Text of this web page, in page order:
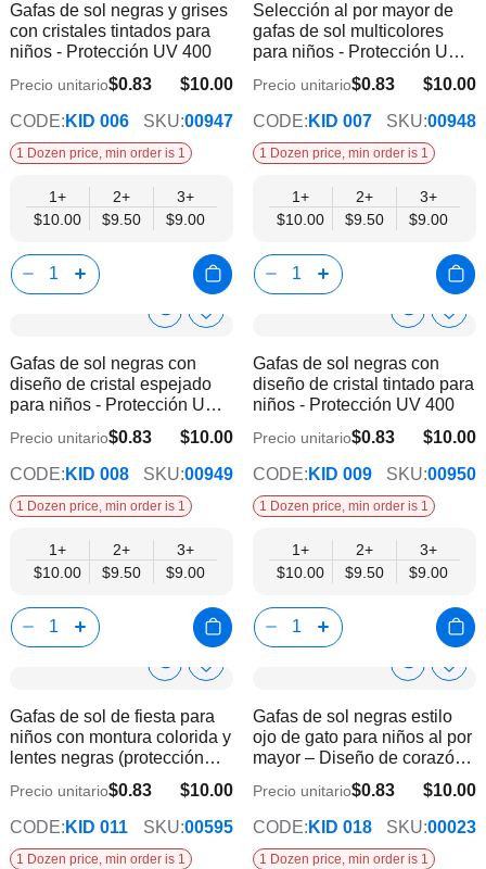
Info la
lista
de
deseos
Gafas de sol negras y grises
con cristales tintados para
niños - Protección UV 400
$10.00
$9.00
Precio unitario$0.83
CODE: KID 006 SKU:00947
1 Dozen price, min order is 1
1+
$10.00
2+
$9.50
3+
$9.00
Info la
de
Selección al por mayor de
gafas de sol multicolores
para niños - Protección UV
$10.00
$9.00
Precio unitario$0.83
CODE: KID 007 SKU:00948
1 Dozen price, min order is 1
1+
$10.00
2+
$9.50
3+
$9.00
Show
Info
Añadir
lista
de
deseos
Gafas de sol negras con
diseño de cristal espejado
para niños - Protección UV
$10.00
$9.00
Precio unitario$0.83
CODE: KID 008 SKU:00949
1 Dozen price, min order is 1
1+
$10.00
2+
$9.50
3+
$9.00
Show
Info
lista
de
Gafas de sol negras con
diseño de cristal tintado para
niños - Protección UV 400
$10.00
$9.00
Precio unitario$0.83
CODE: KID 009 SKU:00950
1 Dozen price, min order is 1
1+
$10.00
2+
$9.50
3+
$9.00
Show
Info
Añadir
la
lista
de
deseos
Gafas de sol de fiesta para
niños con montura colorida y
lentes negras (protección
$10.00
$9.00
Precio unitario$0.83
CODE: KID 011 SKU:00595
1 Dozen price, min order is 1
Show
Info la
lista
de
Gafas de sol negras estilo
ojo de gato para niños al por
mayor – Diseño de corazón |
Protección UV400
$10.00
$9.00
Precio unitario$0.83
CODE: KID 018 SKU:00023
1 Dozen price, min order is 1